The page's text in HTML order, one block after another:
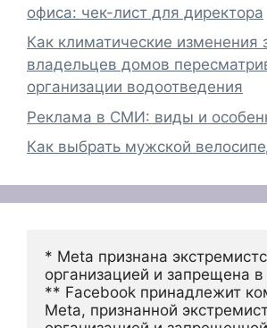
офиса: чек-лист для директора
Как климатические изменения
владельцев домов
организации водоотведения
Реклама в СМИ: виды и
Как выбрать мужской
* Meta признана
организацией и запрещена
** Facebook принадлежит
Meta, признанной